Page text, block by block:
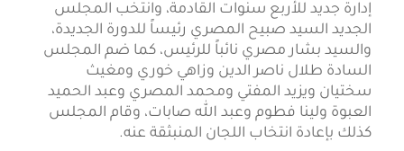
إدارة جديد للأربع سنوات القادمة، وانتخب المجلس
الجديد السيد صبيح المصري رئيساً للدورة الجديدة،
والسيد بشار مصري نائباً للرئيس، كما ضم المجلس
السادة طلال ناصر الدين وزاهي خوري ومغيث
سختيان ويزيد المفتي ومحمد المصري وعبد الحميد
العبوة ولينا فطوم وعبد الله صابات، وقام المجلس
كذلك بإعادة انتخاب اللجان المنبثقة عنه.